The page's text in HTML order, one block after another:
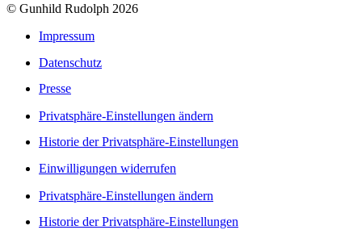
© Gunhild Rudolph 2026
Impressum
Datenschutz
Presse
Privatsphäre-Einstellungen ändern
Historie der Privatsphäre-Einstellungen
Einwilligungen widerrufen
Privatsphäre-Einstellungen ändern
Historie der Privatsphäre-Einstellungen